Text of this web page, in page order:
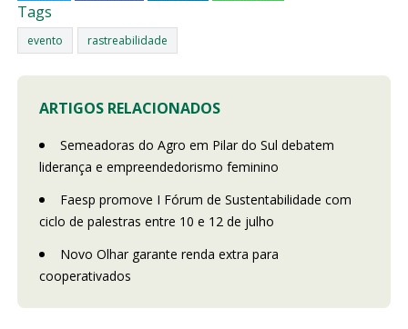
Tags
evento rastreabilidade
ARTIGOS RELACIONADOS
Semeadoras do Agro em Pilar do Sul debatem
liderança e empreendedorismo feminino
Faesp promove I Fórum de Sustentabilidade com
ciclo de palestras entre 10 e 12 de julho
Novo Olhar garante renda extra para
cooperativados